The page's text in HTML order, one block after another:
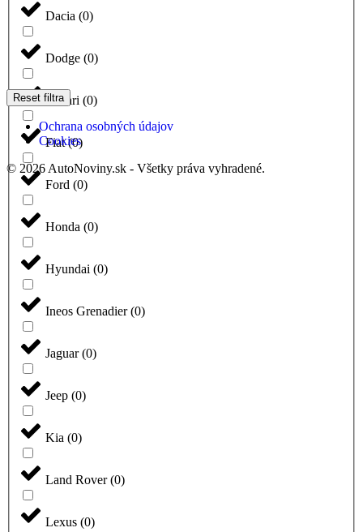
Dacia (0)
Dodge (0)
Ferrari (0)
Fiat(0)
Ford (0)
Honda (0)
Hyundai (0)
Ineos Grenadier(0)
Jaguar(0)
Jeep (0)
Kia (0)
Land Rover(0)
Lexus (0)
Reset filtra
Ochrana osobných údajov
Cookies
© 2026 AutoNoviny.sk - Všetky práva vyhradené.